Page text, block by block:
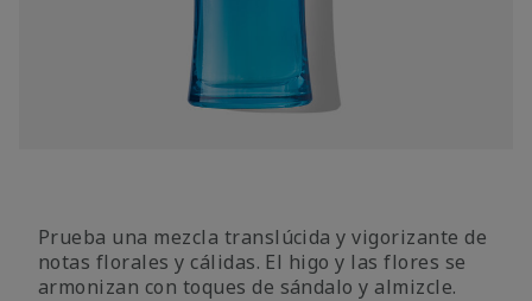
Prueba una mezcla translúcida y vigorizante de
notas florales y cálidas. El higo y las flores se
armonizan con toques de sándalo y almizcle.